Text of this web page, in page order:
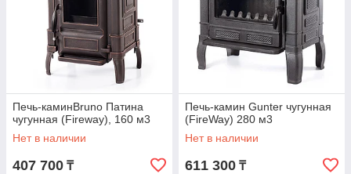
Печь-каминBruno Патина
чугунная (Fireway), 160 м3
Нет в наличии
407 700 ₸
Печь-камин Gunter чугунная
(FireWay) 280 м3
Нет в наличии
611 300 ₸